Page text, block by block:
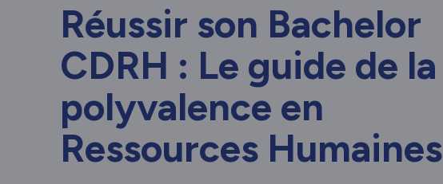
Réussir son Bachelor
CDRH : Le guide de la
polyvalence en
Ressources Humaines